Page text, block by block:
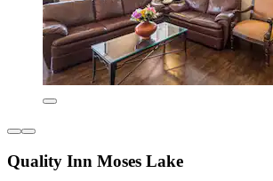
Quality Inn Moses Lake